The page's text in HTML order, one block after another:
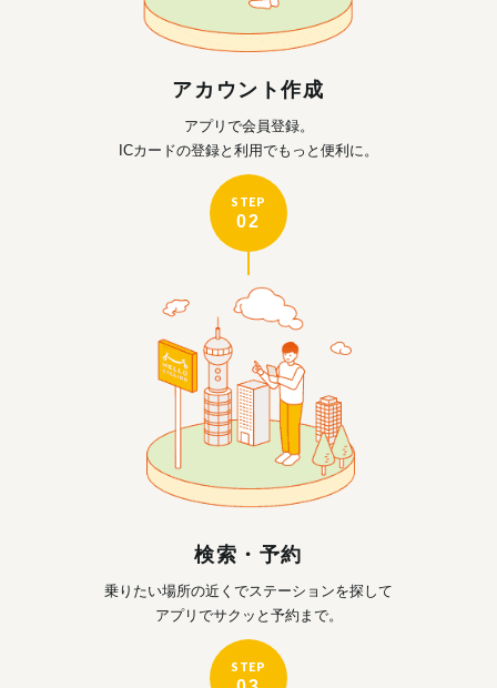
アカウント作成
アプリで会員登録。
ICカードの登録と利用でもっと便利に。
STEP
02
検索・予約
乗りたい場所の近くでステーションを探して
アプリでサクッと予約まで。
STEP